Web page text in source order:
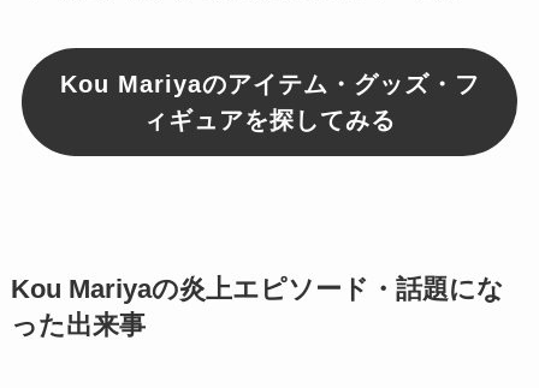
Kou Mariyaのアイテム・グッズ・フ
ィギュアを探してみる
Kou Mariyaの炎上エピソード・話題にな
った出来事